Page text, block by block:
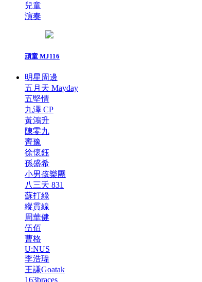
兒童
演奏
頑童 MJ116
明星周邊
五月天 Mayday
五堅情
九澤 CP
黃鴻升
陳零九
齊豫
徐懷鈺
孫盛希
小男孩樂團
八三夭 831
蘇打綠
縱貫線
周華健
伍佰
曹格
U:NUS
李浩瑋
王謙Goatak
163braces